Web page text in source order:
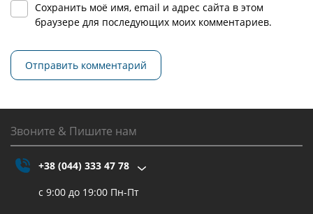
Сохранить моё имя, email и адрес сайта в этом
браузере для последующих моих комментариев.
Звоните & Пишите нам
+38 (044) 333 47 78
с 9:00 до 19:00 Пн-Пт